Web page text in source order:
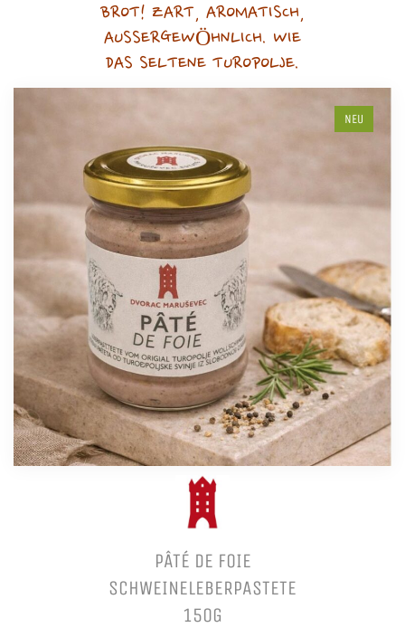
BROT! ZART, AROMATISCH,
AUSSERGEWÖHNLICH. WIE
DAS SELTENE TUROPOLJE.
NEU
PÂTÉ DE FOIE
SCHWEINELEBERPASTETE
150G